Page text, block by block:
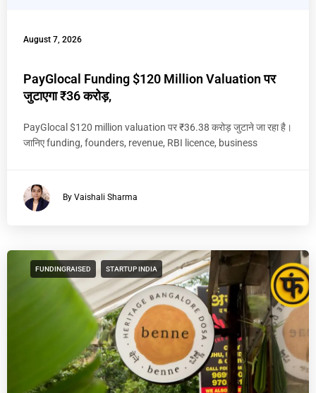
August 7, 2026
PayGlocal Funding $120 Million Valuation पर
जुटाएगा ₹36 करोड़,
PayGlocal $120 million valuation पर ₹36.38 करोड़ जुटाने जा रहा है।
जानिए funding, founders, revenue, RBI licence, business
By Vaishali Sharma
FUNDINGRAISED STARTUP INDIA